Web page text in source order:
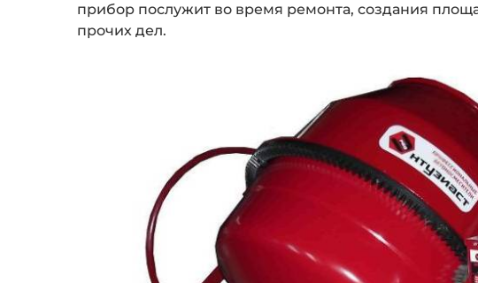
прибор послужит во время ремонта, создания
прочих дел.